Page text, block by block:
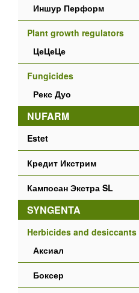
Иншур Перформ
Plant growth regulators
ЦеЦеЦе
Fungicides
Рекс Дуо
NUFARM
Estet
Кредит Икстрим
Кампосан Экстра SL
SYNGENTA
Herbicides and desiccants
Аксиал
Боксер